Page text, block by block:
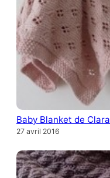
Baby Blanket de Clara
27 avril 2016